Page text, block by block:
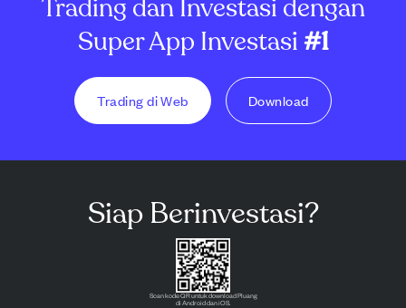
Trading dan Investasi dengan
Super App Investasi#1
Trading di Web Download
Siap Berinvestasi?
Scan kode QR untuk download Pluang
di Android dan iOS.